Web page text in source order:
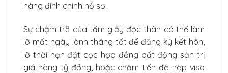
hàng đính chính hồ sơ.
Sự chậm trễ của tấm giấy độc thân có thể làm
lỡ mất ngày lành tháng tốt để đăng ký kết hôn,
lỡ thời hạn đặt cọc hợp đồng bất động sản trị
giá hàng tỷ đồng, hoặc chậm tiến độ nộp visa